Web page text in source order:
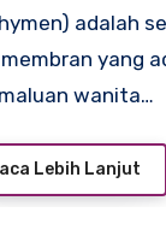
adalah
yang
wanita…
Lebih Lanjut